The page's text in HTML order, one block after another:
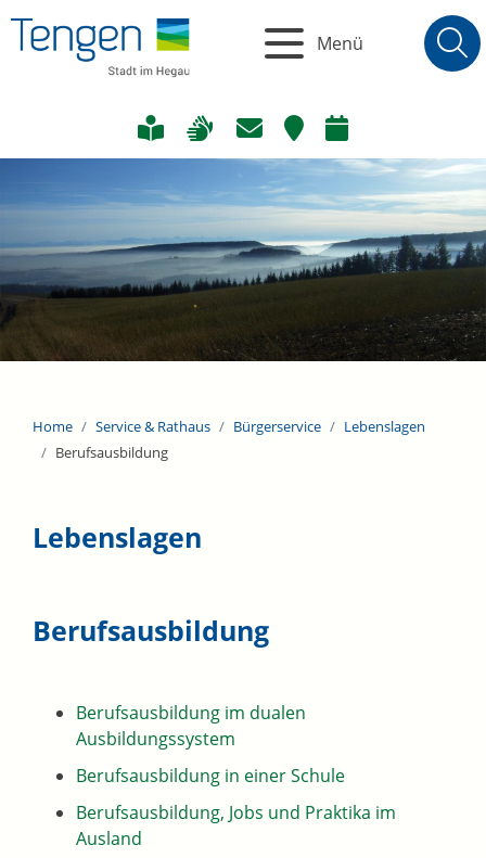
Menü
Home Service & Rathaus Bürgerservice
Lebenslagen
Berufsausbildung
Lebenslagen
Berufsausbildung
Berufsausbildung im dualen
Ausbildungssystem
Berufsausbildung in einer Schule
Berufsausbildung, Jobs und Praktika im
Ausland